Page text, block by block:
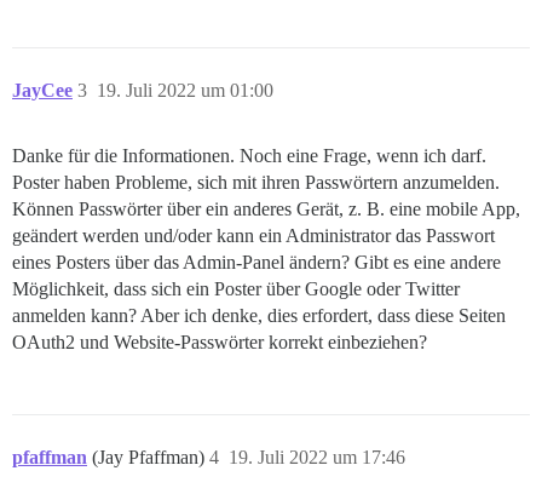
JayCee 19. Juli 2022 um 01:00
3
Danke für die Informationen. Noch eine Frage, wenn ich darf.
Poster haben Probleme, sich mit ihren Passwörtern anzumelden.
Können Passwörter über ein anderes Gerät, z. B. eine mobile App,
geändert werden und/oder kann ein Administrator das Passwort
eines Posters über das Admin-Panel ändern? Gibt es eine andere
Möglichkeit, dass sich ein Poster über Google oder Twitter
anmelden kann? Aber ich denke, dies erfordert, dass diese Seiten
OAuth2 und Website-Passwörter korrekt einbeziehen?
pfaffman (Jay Pfaffman) 19. Juli 2022 um 17:46
4